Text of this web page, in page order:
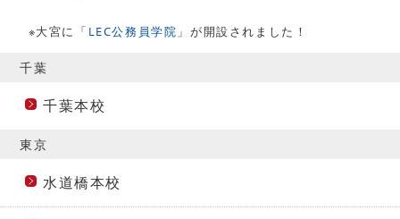
※大宮に「 LEC公務員学院」が開設されました！
千葉
千葉本校
東京
水道橋本校